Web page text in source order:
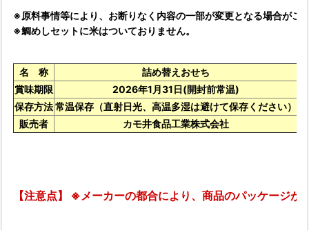
※原料事情等により、お断りなく内容の一部が変更となる場合がご
※鯛めしセットに米はついておりません。
名 称
詰め替えおせち
賞味期限
2026年1月31日(開封前常温)
保存方法常温保存（直射日光、高温多湿は避けて保存ください）
販売者
カモ井食品工業株式会社
【注意点】 ※メーカーの都合により、 商品のパッケージが